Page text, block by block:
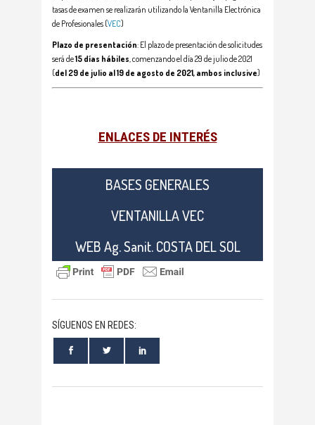
tasas de examen se realizarán utilizando la Ventanilla Electrónica
de Profesionales (VEC)
Plazo de presentación: El plazo de presentación de solicitudes
será de15 días hábiles , comenzando el día 29 de julio de 2021
(del 29 de julio al 19 de agosto de 2021, ambos inclusive)
ENLACES DE INTERÉS
BASES GENERALES
VENTANILLA VEC
WEB Ag. Sanit. COSTA DEL SOL
SÍGUENOS EN REDES: